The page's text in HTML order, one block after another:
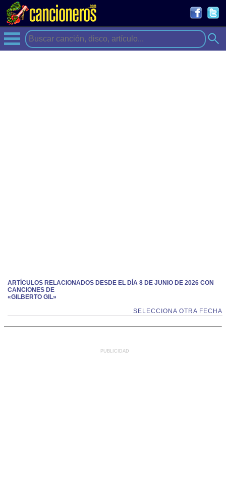
ARTÍCULOS RELACIONADOS DESDE EL DÍA 8 DE JUNIO DE 2026 CON
CANCIONES DE
«GILBERTO GIL»
SELECCIONA OTRA FECHA
PUBLICIDAD